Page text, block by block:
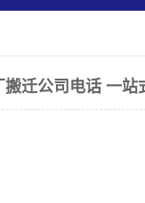
迁公司电话 一站